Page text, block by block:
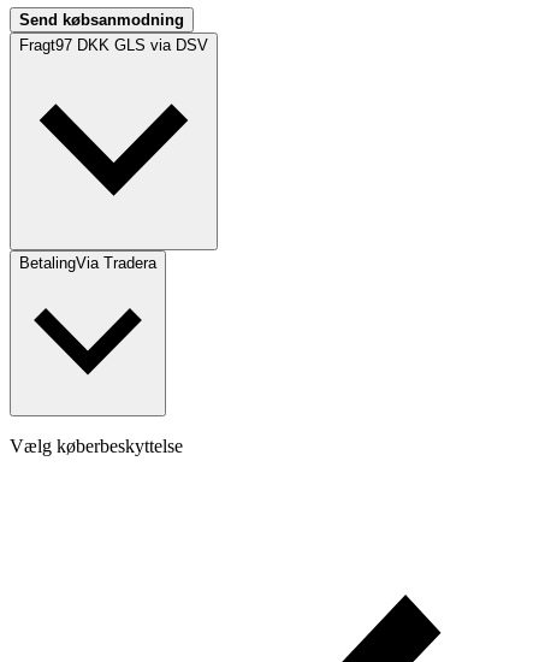
Send købsanmodning
Fragt97 DKK GLS via DSV
BetalingVia Tradera
Vælg køberbeskyttelse